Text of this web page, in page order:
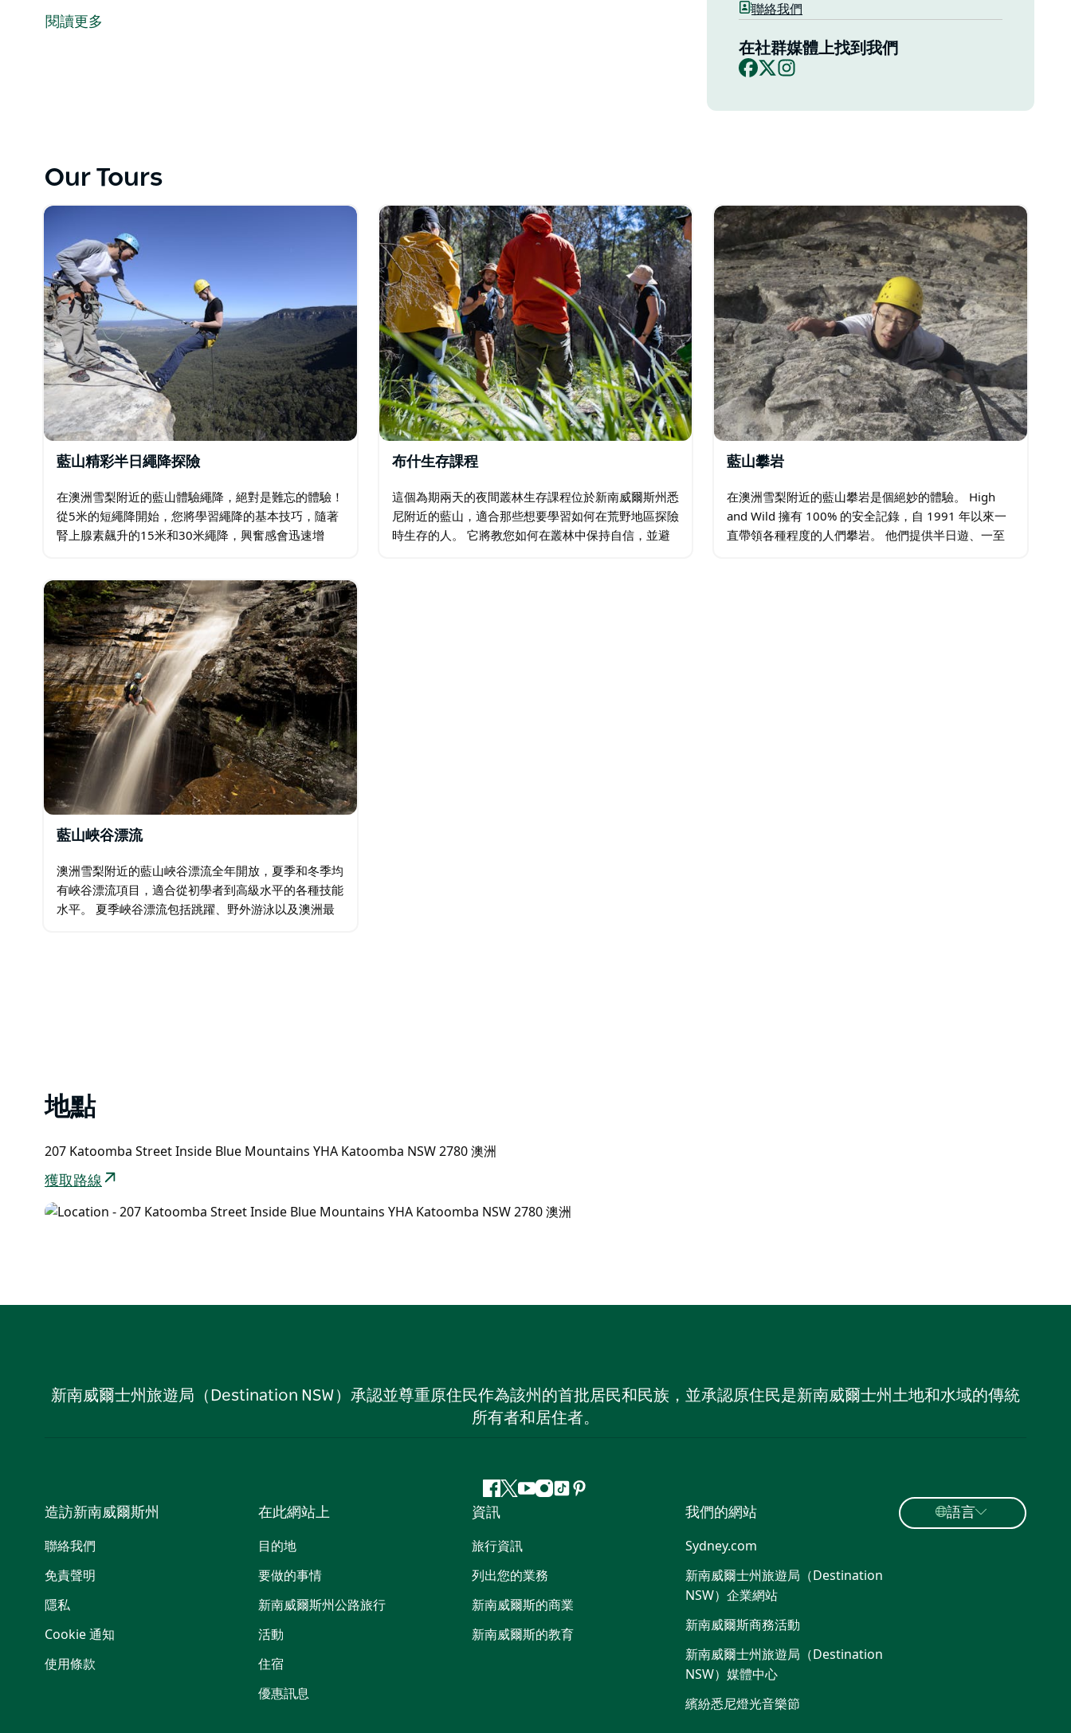
他們提供各種戶外探險之旅，特別是繩索下降、溪降、攀岩和叢林生存課程。
閱讀更多
聯絡我們
在社群媒體上找到我們
Facebook
X
Our Tours
藍山精彩半日繩降探險
在澳洲雪梨附近的藍山體驗繩降，絕對是難忘的體驗！
從5米的短繩降開始，您將學習繩降的基本技巧，隨著
腎上腺素飆升的15米和30米繩降，興奮感會迅速增
布什生存課程
這個為期兩天的夜間叢林生存課程位於新南威爾斯州悉
尼附近的藍山，適合那些想要學習如何在荒野地區探險
時生存的人。 它將教您如何在叢林中保持自信，並避
藍山攀岩
在澳洲雪梨附近的藍山攀岩是個絕妙的體驗。 High
and Wild 擁有 100% 的安全記錄，自 1991 年以來一
直帶領各種程度的人們攀岩。 他們提供半日遊、一至
藍山峽谷漂流
澳洲雪梨附近的藍山峽谷漂流全年開放，夏季和冬季均
有峽谷漂流項目，適合從初學者到高級水平的各種技能
水平。 夏季峽谷漂流包括跳躍、野外游泳以及澳洲最
地點
207 Katoomba Street Inside Blue Mountains YHA Katoomba NSW 2780 澳洲
獲取路線
新南威爾士州旅遊局（Destination NSW）承認並尊重原住民作為該州的首批居民和民族，並承認原住民是新南威爾士州土地和水域的傳統
所有者和居住者。
Facebook
嘰
喳
喳
Youtube
Instagram
抖 Pinterest
造訪新南威爾斯州
聯絡我們
免責聲明
隱私
Cookie 通知
使用條款
在此網站上
目的地
要做的事情
新南威爾斯州公路旅行
活動
住宿
優惠訊息
資訊
旅行資訊
列出您的業務
新南威爾斯的商業
新南威爾斯的教育
我們的網站
Sydney.com
新南威爾士州旅遊局（Destination
NSW）企業網站​
新南威爾斯商務活動
新南威爾士州旅遊局（Destination
NSW）媒體中心
繽紛悉尼燈光音樂節
語言